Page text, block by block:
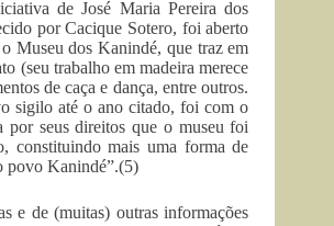
de José Maria Pereira dos
por Cacique Sotero, foi aberto
Museu dos Kanindé, que traz em
(seu trabalho em madeira merece
de caça e dança, entre outros.
sigilo até o ano citado, foi com o
por seus direitos que o museu foi
constituindo mais uma forma de
povo Kanindé”.(5)
e de (muitas) outras informações